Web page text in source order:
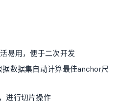
易用，便于二次开发
据数据集自动计算最佳anchor尺
进行切片操作